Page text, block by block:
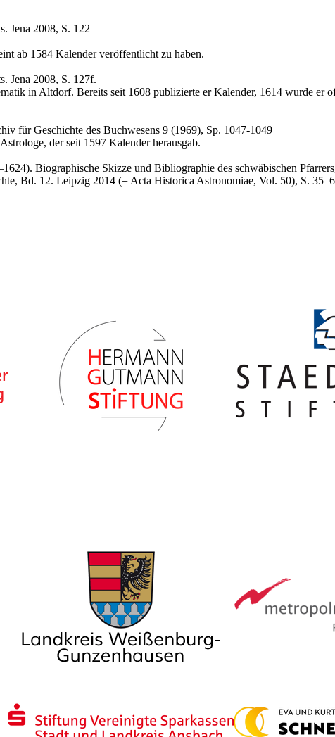
Jena 2008, S. 122
ab 1584 Kalender veröffentlicht zu haben.
Jena 2008, S. 127f.
in Altdorf. Bereits seit 1608 publizierte er Kalender, 1614 wurde er
für Geschichte des Buchwesens 9 (1969), Sp. 1047-1049
der seit 1597 Kalender herausgab.
Biographische Skizze und Bibliographie des schwäbischen
Bd. 12. Leipzig 2014 (= Acta Historica Astronomiae, Vol. 50), S.